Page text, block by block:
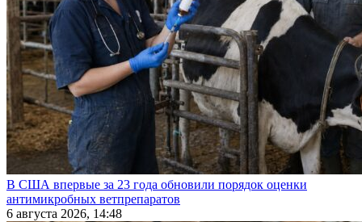
В США впервые за 23 года обновили порядок оценки
антимикробных ветпрепаратов
6 августа 2026, 14:48